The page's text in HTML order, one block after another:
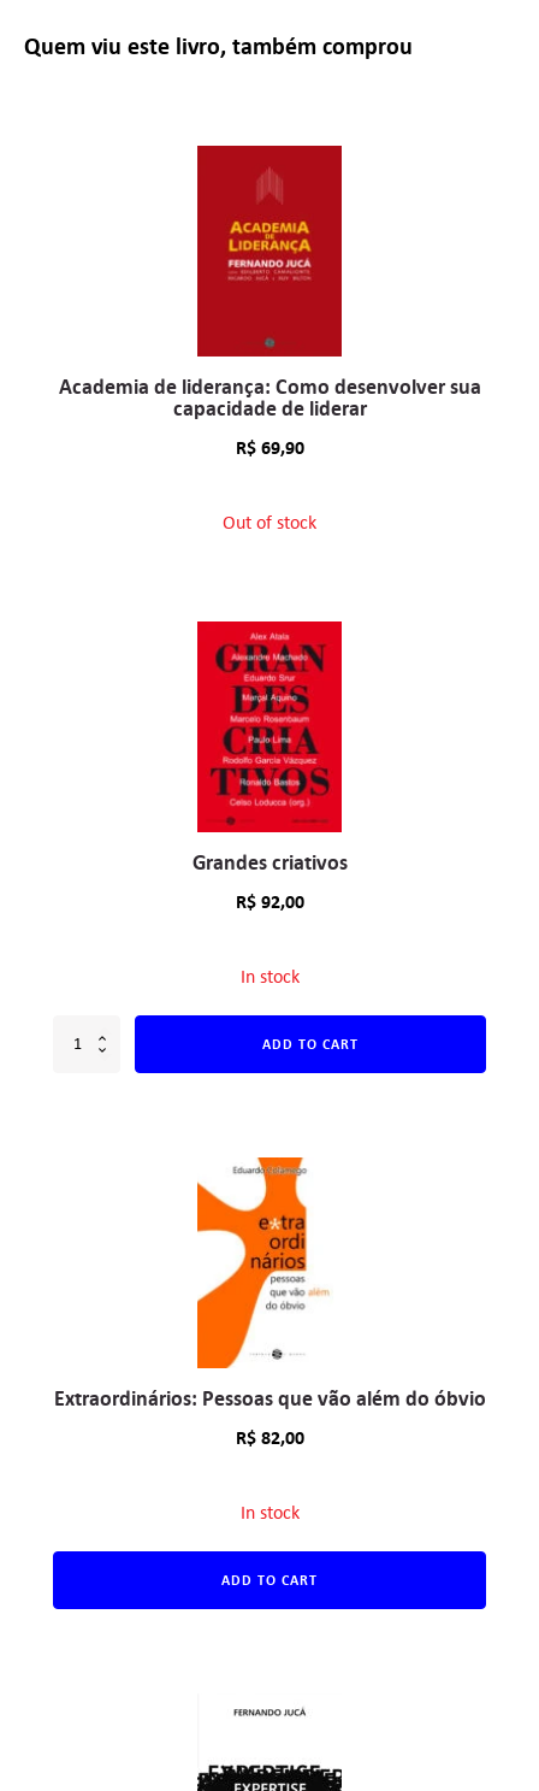
Quem viu este livro, também comprou
Academia de liderança: Como desenvolver sua
capacidade de liderar
R$69,90
Out of stock
Grandes criativos
R$92,00
In stock
ADD TO CART
Extraordinários: Pessoas que vão além do óbvio
R$82,00
In stock
ADD TO CART